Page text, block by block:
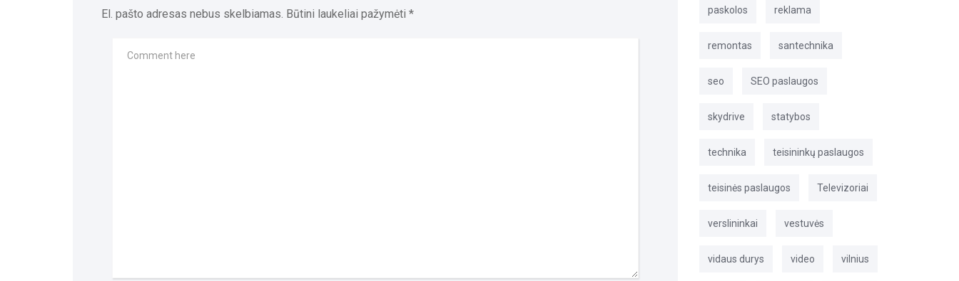
El. pašto adresas nebus skelbiamas. Būtini laukeliai pažymėti * paskolos reklama
remontas santechnika
seo SEO paslaugos
skydrive statybos
technika teisininkų paslaugos
teisinės paslaugos Televizoriai
verslininkai vestuvės
vidaus durys video vilnius